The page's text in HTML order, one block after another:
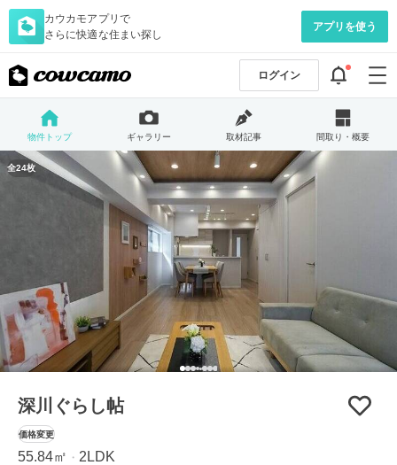
カウカモアプリで
さらに快適な住まい探し
アプリを使う
ログイン
物件トップ ギャラリー 取材記事 間取り・概要
全24枚
深川ぐらし帖
価格変更
55.84㎡ ・ 2LDK